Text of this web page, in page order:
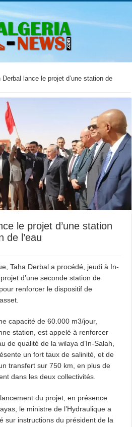
Derbal lance le projet d’une station de
le projet d’une station
de l’eau
Taha Derbal a procédé, jeudi à In-
d’une seconde station de
renforcer le dispositif de
capacité de 60.000 m3/jour,
station, est appelé à renforcer
de qualité de la wilaya d’In-Salah,
un fort taux de salinité, et de
transfert sur 750 km, en plus de
dans les deux collectivités.
du projet, en présence
le ministre de l’Hydraulique a
sur instructions du président de la